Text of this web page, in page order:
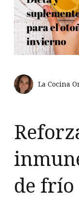
La Cocina
de frío